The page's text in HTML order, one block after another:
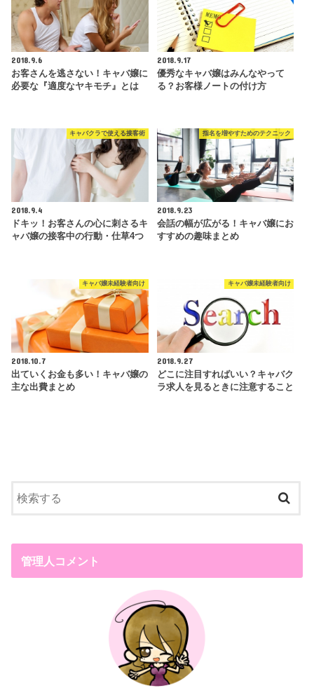
2018.9.6
お客さんを逃さない！キャバ嬢に
必要な『適度なヤキモチ』とは
2018.9.17
優秀なキャバ嬢はみんなやって
る？お客様ノートの付け方
キャバクラで使える接客術
2018.9.4
ドキッ！お客さんの心に刺さるキ
ャバ嬢の接客中の行動・仕草4つ
指名を増やすためのテクニック
2018.9.23
会話の幅が広がる！キャバ嬢にお
すすめの趣味まとめ
キャバ嬢未経験者向け
2018.10.7
出ていくお金も多い！キャバ嬢の
主な出費まとめ
キャバ嬢未経験者向け
2018.9.27
どこに注目すればいい？キャバク
ラ求人を見るときに注意すること
管理人コメント